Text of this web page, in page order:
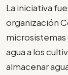
La iniciativa
organización
agua a los
almacenar